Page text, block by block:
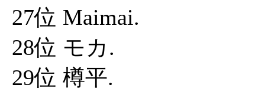
27位 Maimai.
28位 モカ.
29位 樽平.